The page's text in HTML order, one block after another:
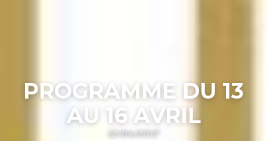
PROGRAMME DU 13
AU 16 AVRIL
12/04/2017